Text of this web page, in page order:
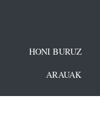
HONI BURUZ
ARAUAK